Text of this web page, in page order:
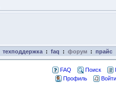
техподдержка : faq : форум : прайс
FAQ Поиск
Профиль